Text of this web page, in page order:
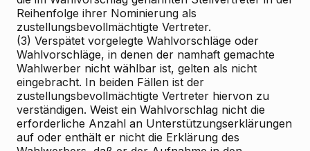
Reihenfolge ihrer Nominierung als
zustellungsbevollmächtigte Vertreter.
(3) Verspätet vorgelegte Wahlvorschläge oder
Wahlvorschläge, in denen der namhaft gemachte
Wahlwerber nicht wählbar ist, gelten als nicht
eingebracht. In beiden Fällen ist der
zustellungsbevollmächtigte Vertreter hiervon zu
verständigen. Weist ein Wahlvorschlag nicht die
erforderliche Anzahl an Unterstützungserklärungen
auf oder enthält er nicht die Erklärung des